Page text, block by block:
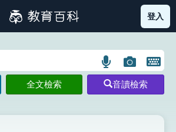
筆畫索引圖示 部首索引表圖示
登入
語
言
搜
圖
片
搜
開
鍵
圖
全文檢索 音讀檢索